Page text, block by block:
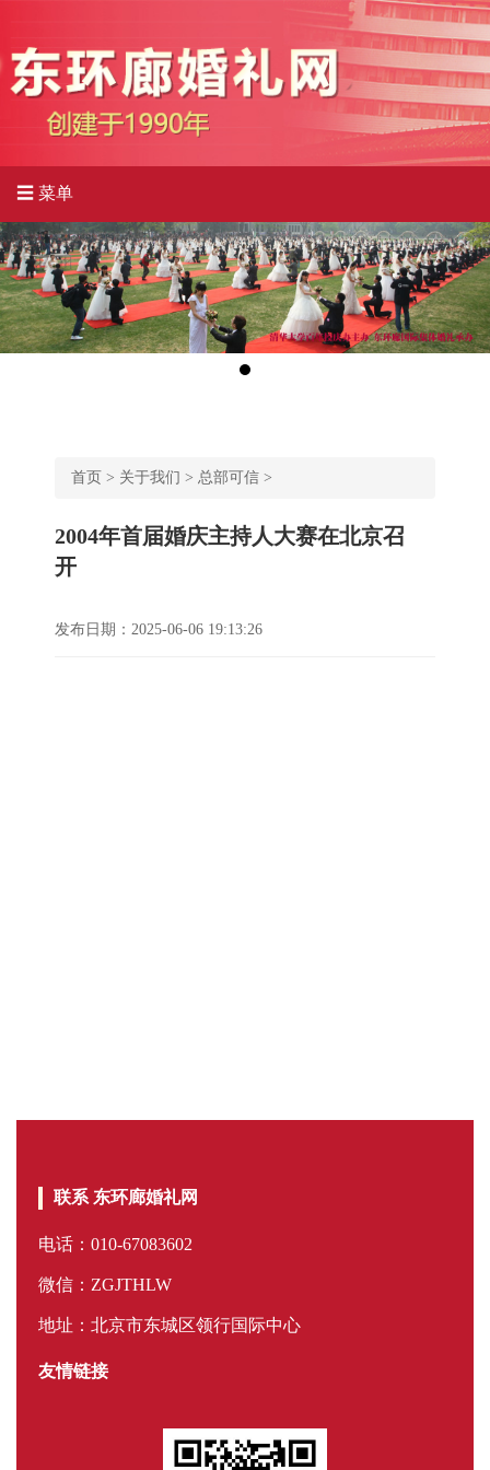
☰ 菜单
首页 > 关于我们 > 总部可信 >
2004年首届婚庆主持人大赛在北京召
开
发布日期：2025-06-06 19:13:26
联系 东环廊婚礼网
电话：010-67083602
微信：ZGJTHLW
地址：北京市东城区领行国际中心
友情链接